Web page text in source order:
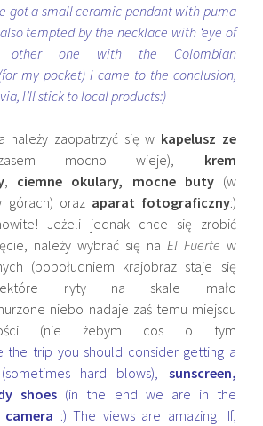
got a small ceramic pendant with puma
tempted by the necklace with ‘eye of
other one with the Colombian
my pocket) I came to the conclusion,
I’ll stick to local products:)
należy zaopatrzyć się w kapelusz ze
mocno wieje), krem
, ciemne okulary, mocne buty(w
górach) oraz aparat fotograficzny:)
Jeżeli jednak chce się zrobić
należy wybrać się na El Fuerte w
(popołudniem krajobraz staje się
ryty na skale mało
niebo nadaje zaś temu miejscu
(nie żebym cos o tym
the trip you should consider getting a
(sometimes hard blows), sunscreen,
shoes (in the end we are in the
camera :) The views are amazing! If,